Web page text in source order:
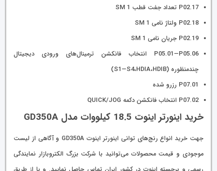
P02.17 تعداد جفت قطب SM 1
P02.18 ولتاژ نامی SM 1
P02.19 جریان نامی SM 1
P05.01—P05.06 انتخاب فانکشن ترمینال‌های ورودی دیجیتال
چندمنظوره (S1—S4،HDIA،HDIB)
P07.01 رزرو شده
P07.02 انتخاب فانکشن دکمه QUICK/JOG
خرید اینورتر اینوت 18.5 کیلووات مدل GD350A
جهت خرید انواع رنج‌های توانی اینورتر اینوت GD350A و آگاهی از لیست
موجودی و قیمت محصولات می‌توانید با شرکت بزرگ الکتروبازار نمایندگی